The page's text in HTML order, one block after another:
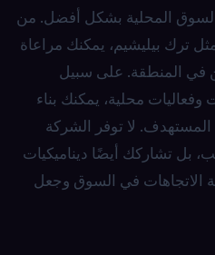
السوق المحلية بشكل أفضل. من
ترك بيليشيم، يمكنك مراعاة
في المنطقة. على سبيل
محلية، يمكنك بناء
لا توفر الشركة
بل تشاركك أيضًا ديناميكيات
الاتجاهات في السوق وجعل